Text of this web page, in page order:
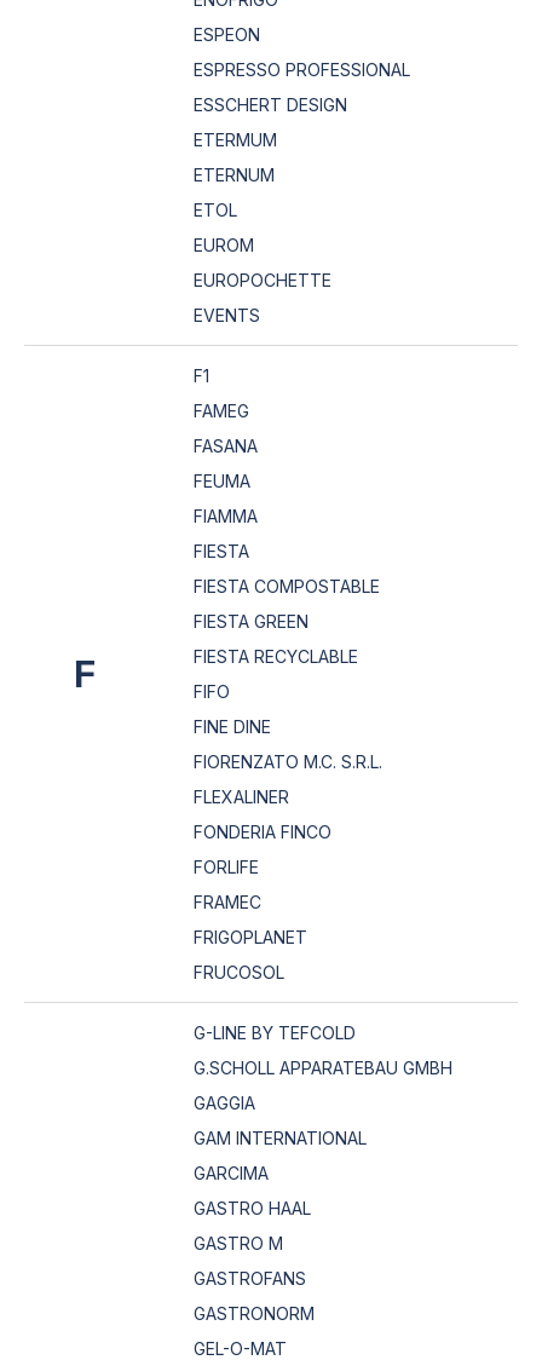
ESPEON
ESPRESSO PROFESSIONAL
ESSCHERT DESIGN
ETERMUM
ETERNUM
ETOL
EUROM
EUROPOCHETTE
EVENTS
F
F1
FAMEG
FASANA
FEUMA
FIAMMA
FIESTA
FIESTA COMPOSTABLE
FIESTA GREEN
FIESTA RECYCLABLE
FIFO
FINE DINE
FIORENZATO M.C. S.R.L.
FLEXALINER
FONDERIA FINCO
FORLIFE
FRAMEC
FRIGOPLANET
FRUCOSOL
G-LINE BY TEFCOLD
G.SCHOLL APPARATEBAU GMBH
GAGGIA
GAM INTERNATIONAL
GARCIMA
GASTRO HAAL
GASTRO M
GASTROFANS
GASTRONORM
GEL-O-MAT